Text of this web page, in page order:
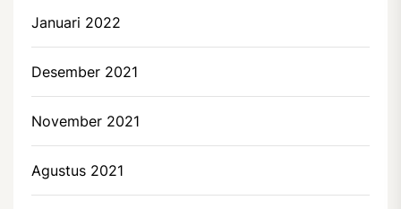
Januari 2022
Desember 2021
November 2021
Agustus 2021